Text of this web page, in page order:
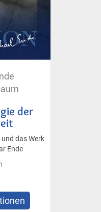
der
das Werk
Ende